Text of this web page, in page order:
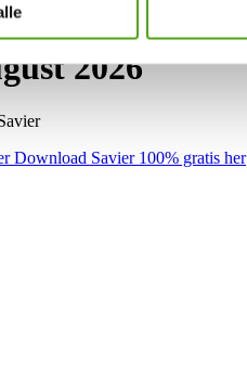
2026
Download Savier 100% gratis her